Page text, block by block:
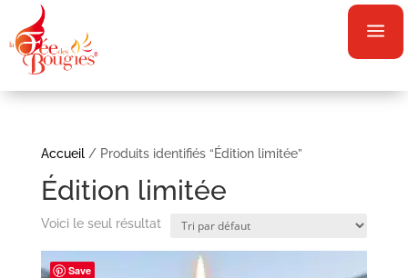
a
Accueil/ Produits identifiés “Édition limitée”
Édition limitée
Voici le seul résultat
Save